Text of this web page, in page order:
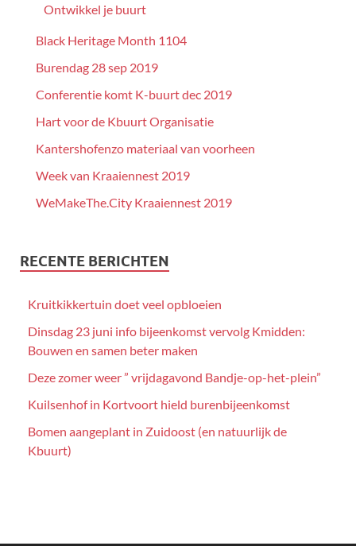
Ontwikkel je buurt
Black Heritage Month 1104
Burendag 28 sep 2019
Conferentie komt K-buurt dec 2019
Hart voor de Kbuurt Organisatie
Kantershofenzo materiaal van voorheen
Week van Kraaiennest 2019
WeMakeThe.City Kraaiennest 2019
RECENTE BERICHTEN
Kruitkikkertuin doet veel opbloeien
Dinsdag 23 juni info bijeenkomst vervolg Kmidden:
Bouwen en samen beter maken
Deze zomer weer ” vrijdagavond Bandje-op-het-plein”
Kuilsenhof in Kortvoort hield burenbijeenkomst
Bomen aangeplant in Zuidoost (en natuurlijk de
Kbuurt)